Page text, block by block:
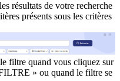
résultats de votre recherche
présents sous les critères
filtre quand vous cliquez sur
» ou quand le filtre se